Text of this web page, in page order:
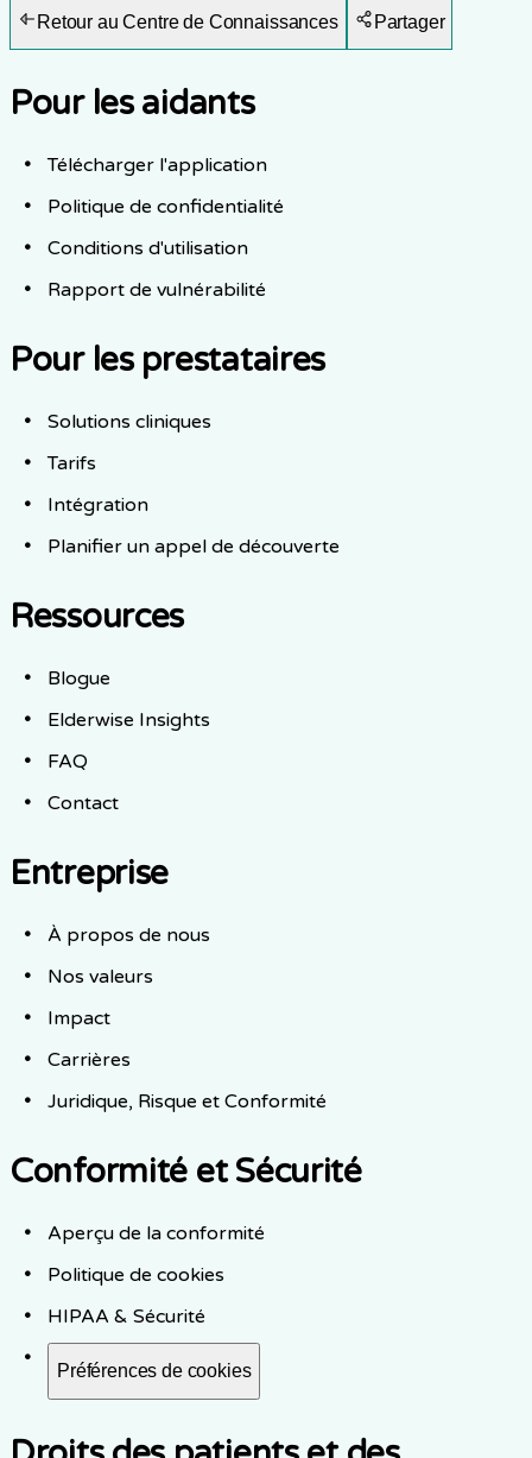
Retour au Centre de Connaissances Partager
Pour les aidants
Télécharger l'application
Politique de confidentialité
Conditions d'utilisation
Rapport de vulnérabilité
Pour les prestataires
Solutions cliniques
Tarifs
Intégration
Planifier un appel de découverte
Ressources
Blogue
Elderwise Insights
FAQ
Contact
Entreprise
À propos de nous
Nos valeurs
Impact
Carrières
Juridique, Risque et Conformité
Conformité et Sécurité
Aperçu de la conformité
Politique de cookies
HIPAA & Sécurité
Préférences de cookies